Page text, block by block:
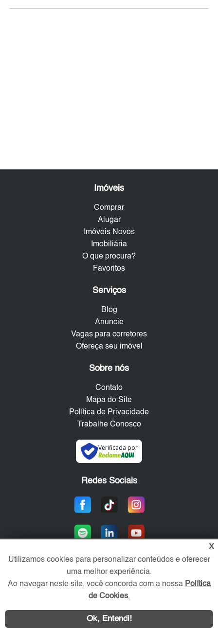
Imóveis
Comprar
Alugar
Imóveis Novos
Imobiliária
O que procura?
Favoritos
Serviços
Blog
Anuncie
Vagas para corretores
Ofereça seu imóvel
Sobre nós
Contato
Mapa do Site
Política de Privacidade
Trabalhe Conosco
Verificada por
Redes Sociais
Área exclusiva aos anunciantes,
acesse sua conta:
X
Utilizamos cookies para personalizar conteúdos e oferecer
uma melhor experiência.
Ao navegar neste site, você concorda com a nossa Política
de Cookies.
Ok, Entendi!